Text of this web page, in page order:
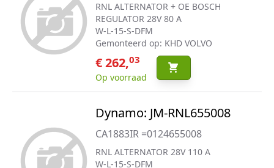
RNL ALTERNATOR + OE BOSCH
REGULATOR 28V 80 A
W-L-15-S-DFM
Gemonteerd op: KHD VOLVO
€ 262,03
Op voorraad
Dynamo: JM-RNL655008
CA1883IR =0124655008
RNL ALTERNATOR 28V 110 A
W-L-15-S-DFM